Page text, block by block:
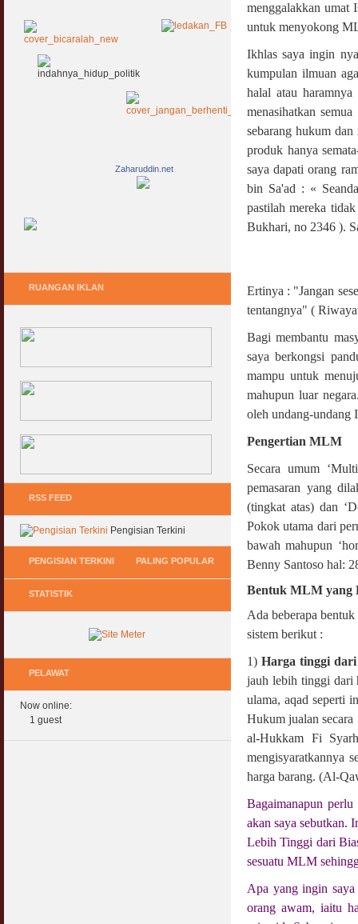
menggalakkan umat
untuk menyokong
Ikhlas saya ingin
kumpulan ilmuan
halal atau
menasihatkan
sebarang hukum
produk hanya
saya dapati orang
bin Sa'ad : «
pastilah mereka
Bukhari, no 2346 ).
Ertinya : "Jangan
tentangnya" (
Bagi membantu
saya berkongsi
mampu untuk
mahupun luar
oleh undang-
Pengertian MLM
Secara umum
pemasaran yang
(tingkat atas) dan
Pokok utama dari
bawah mahupun
Benny Santoso hal:
Bentuk MLM yang
Ada beberapa
sistem berikut :
1) Harga tinggi dari
jauh lebih tinggi dari
ulama, aqad seperti
Hukum jualan secara
al-Hukkam Fi
mengisyaratkannya
harga barang. (Al-
Bagaimanapun
akan saya sebutkan.
Lebih Tinggi dari
sesuatu MLM
Apa yang ingin saya
orang awam, iaitu
Zaharuddin.net
RUANGAN IKLAN
RSS FEED
Pengisian Terkini
PENGISIAN TERKINI PALING POPULAR
Keperluan GIG Ekonomi Semasa & Selepas
COVID & PKP
Pasca COVID, Bantu IKS Mikro Turunkan
Harga Iklan Media
Morarorium 6 Bulan Dikecualikan 'Accrued
Hukum Onani Lelaki & Wanita
07 February 2007
Facebook Dapat RM100
27 February 2010
Multi Level Marketing Menurut Shariah
08 April 2007
STATISTIK
PELAWAT
Now online:
1 guest